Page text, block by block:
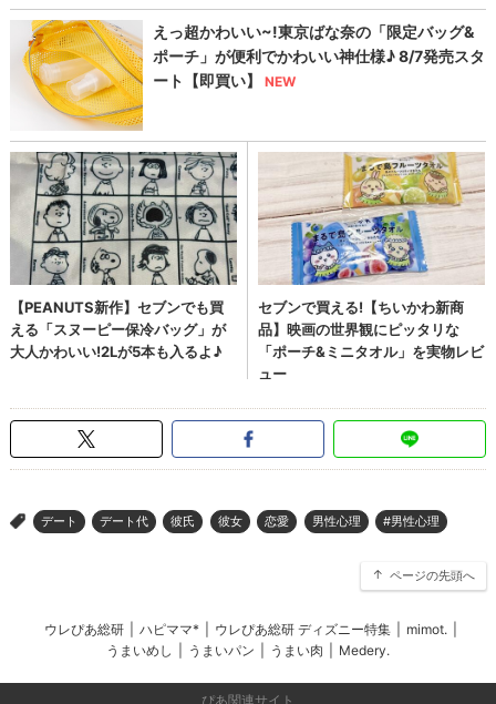
> デート デート代 彼氏 彼女 恋愛 男性心理 #男性心理
ページの先頭へ
ウレぴあ総研 ハピママ* ウレぴあ総研 ディズニー特集 mimot.
うまいめし
うまいパン うまい肉 Medery.
ぴあ関連サイト